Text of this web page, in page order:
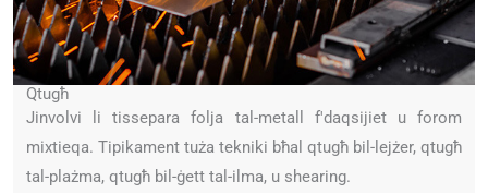
Qtugħ
Jinvolvi li tissepara folja tal-metall f'daqsijiet u forom
mixtieqa. Tipikament tuża tekniki bħal qtugħ bil-lejżer, qtugħ
tal-plażma, qtugħ bil-ġett tal-ilma, u shearing.